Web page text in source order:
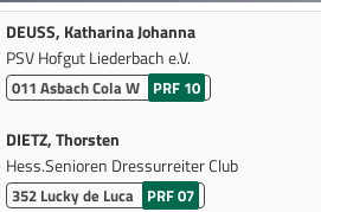
DEUSS, Katharina Johanna
PSV Hofgut Liederbach e.V.
011 Asbach Cola W PRF 10
DIETZ, Thorsten
Hess.Senioren Dressurreiter Club
352 Lucky de Luca PRF 07